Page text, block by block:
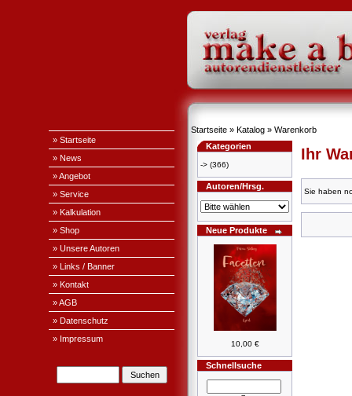
» Startseite
» News
» Angebot
» Service
» Kalkulation
» Shop
» Unsere Autoren
» Links / Banner
» Kontakt
» AGB
» Datenschutz
» Impressum
Startseite » Katalog » Warenkorb
Kategorien
-> (366)
Autoren/Hrsg.
Neue Produkte
10,00 €
Schnellsuche
Ihr
Sie haben